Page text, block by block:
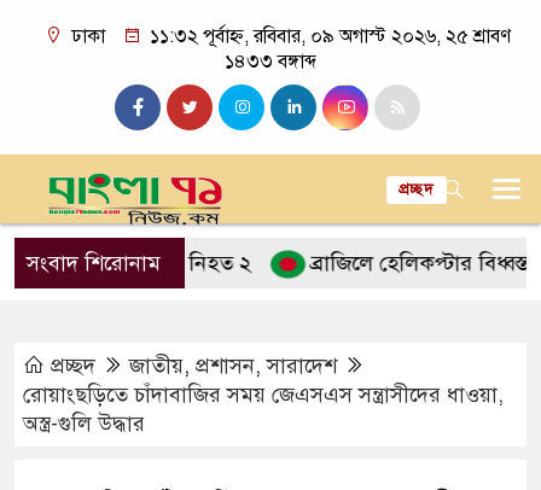
ঢাকা
১১:৩২ পূর্বাহ্ন, রবিবার, ০৯ অগাস্ট ২০২৬, ২৫ শ্রাবণ
১৪৩৩ বঙ্গাব্দ
প্রচ্ছদ
সংবাদ শিরোনাম
ধাক্কায় নিহত ২ ব্রাজিলে হেলিকপ্টার বিধ্বস্ত হয়ে
প্রচ্ছদ জাতীয়, প্রশাসন,সারাদেশ
রোয়াংছড়িতে চাঁদাবাজির সময় জেএসএস সন্ত্রাসীদের ধাওয়া,
অস্ত্র-গুলি উদ্ধার